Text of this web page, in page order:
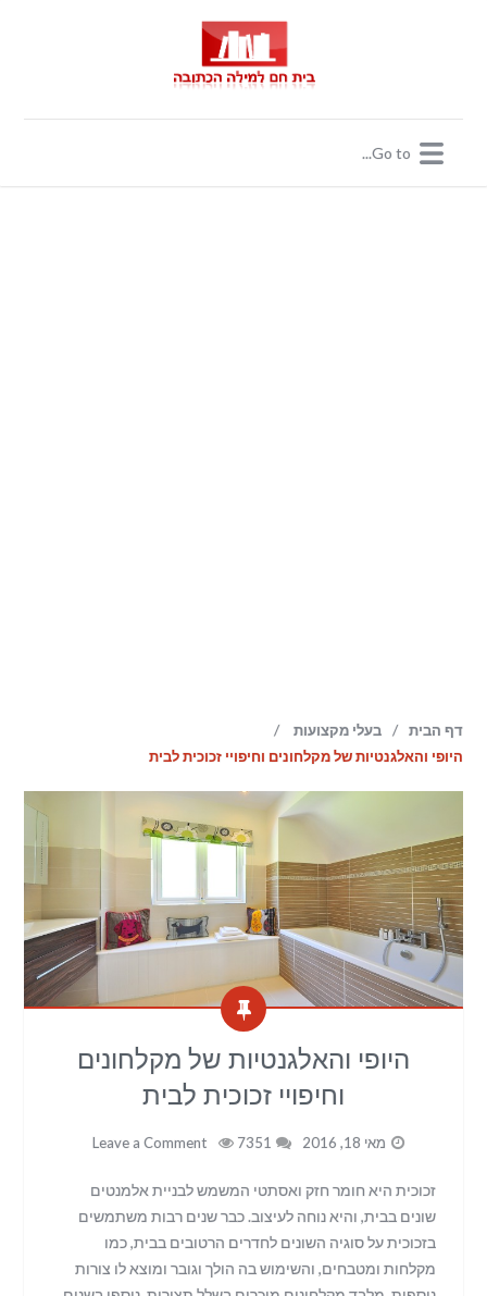
דף הבית / בעלי מקצועות /
היופי והאלגנטיות של מקלחונים וחיפויי זכוכית לבית
היופי והאלגנטיות של מקלחונים
וחיפויי זכוכית לבית
מאי 18, 2016 Leave a Comment 7351
זכוכית היא חומר חזק ואסתטי המשמש לבניית אלמנטים
שונים בבית, והיא נוחה לעיצוב. כבר שנים רבות משתמשים
בזכוכית על סוגיה השונים לחדרים הרטובים בבית, כמו
מקלחות ומטבחים, והשימוש בה הולך וגובר ומוצא לו צורות